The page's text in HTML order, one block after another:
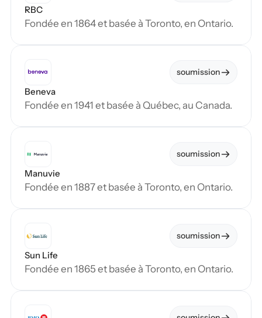
RBC
Fondée en 1864 et basée à Toronto, en Ontario.
soumission
Beneva
Fondée en 1941 et basée à Québec, au Canada.
soumission
Manuvie
Fondée en 1887 et basée à Toronto, en Ontario.
soumission
Sun Life
Fondée en 1865 et basée à Toronto, en Ontario.